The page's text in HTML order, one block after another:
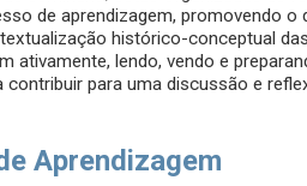
de aprendizagem, promovendo
histórico-conceptual
ativamente, lendo, vendo e
para uma discussão e
Aprendizagem